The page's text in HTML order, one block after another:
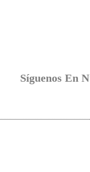
Síguenos En